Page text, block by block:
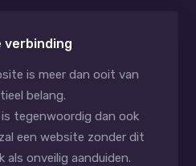
verbinding
is meer dan ooit van
belang.
tegenwoordig dan ook
een website zonder dit
als onveilig aanduiden.